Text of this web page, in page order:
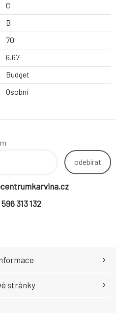
C
B
70
6.67
Budget
Osobní
odebírat
313 132
stránky